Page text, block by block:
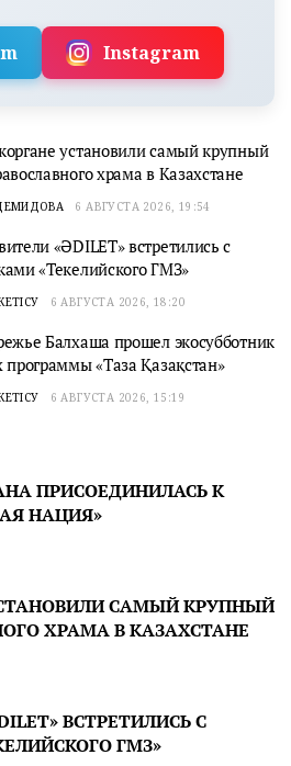
Instagram
установили самый крупный
храма в Казахстане
6 АВГУСТА 2026, 19:54
«ӘDILET» встретились с
«Текелийского ГМЗ»
6 АВГУСТА 2026, 18:20
Балхаша прошел экосубботник
программы «Таза Қазақстан»
6 АВГУСТА 2026, 15:19
ПРИСОЕДИНИЛАСЬ К
НАЦИЯ»
САМЫЙ КРУПНЫЙ
ХРАМА В КАЗАХСТАНЕ
ВСТРЕТИЛИСЬ С
ГМЗ»